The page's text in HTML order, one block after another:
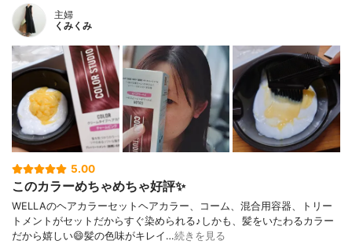
主婦
くみくみ
5.00
このカラーめちゃめちゃ好評✨
WELLAのヘアカラーセットヘアカラー、コーム、混合用容器、トリー
トメントがセットだからすぐ染められる♪しかも、髪をいたわるカラー
だから嬉しい😄髪の色味がキレイ…続きを見る